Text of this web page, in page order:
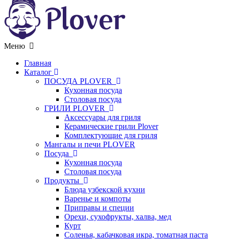
Меню
Главная
Каталог
ПОСУДА PLOVER
Кухонная посуда
Столовая посуда
ГРИЛИ PLOVER
Аксессуары для гриля
Керамические грили Plover
Комплектующие для гриля
Мангалы и печи PLOVER
Посуда
Кухонная посуда
Столовая посуда
Продукты
Блюда узбекской кухни
Варенье и компоты
Приправы и специи
Орехи, сухофрукты, халва, мед
Курт
Соленья, кабачковая икра, томатная паста